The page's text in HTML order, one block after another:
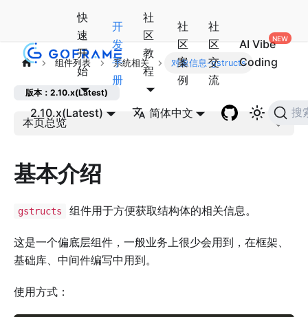
快
速
开
始
开
发
手
册
社
区
教
程
社
区
案
例
社
区
交
流
AI Vibe
Coding
2.10.x(Latest) 简体中文 搜
组件列表 系统相关 对象信息-gstructs
版本：2.10.x(Latest)
本页总览
基本介绍
gstructs 组件用于方便获取结构体的相关信息。
这是一个偏底层组件，一般业务上很少会用到，在框架、
基础库、中间件编写中用到。
使用方式：